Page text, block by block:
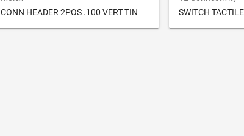
CONN HEADER 2POS .100 VERT TIN
SWITCH